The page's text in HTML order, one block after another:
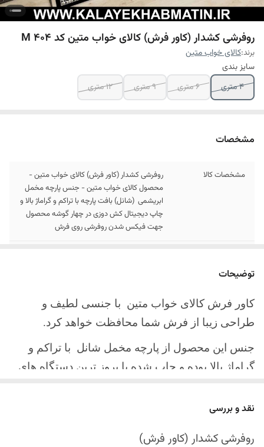
روفرشی کشدار (کاور فرش) کالای خواب متین کد M 404
برند:کالای خواب متین
سایز بندی
4 متری
6 متری 9 متری 12 متری
مشخصات
مشخصات کالا
روفرشی کشدار (کاور فرش) کالای خواب متین -
محصول کالای خواب متین - جنس پارچه مخمل
ابریشمی (شانل) بافت پارچه با تراکم و گراماژ بالا و
چاپ دیجیتال کش دوزی در چهار گوشه محصول
جهت فیکس شدن روفرشی روی فرش
ارسال کالا
آینده
توضیحات
کاور فرش کالای خواب متین با جنسی لطیف و
طراحی زیبا از فرش شما محافظت خواهد کرد.
جنس این محصول از پارچه مخمل شانل با تراکم و
گراماژ بالا بوده و چاپ شده با بروز ترین دستگاه های
چهار گوشه این محصول با کش باکیفیت دوخته‌شده
نقد و بررسی
روفرشی کشدار (کاور فرش)